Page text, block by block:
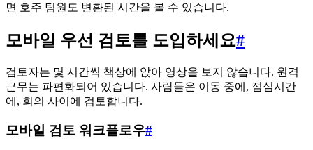
면 호주 팀원도 변환된 시간을 볼 수 있습니다.
모바일 우선 검토를 도입하세요#
검토자는 몇 시간씩 책상에 앉아 영상을 보지 않습니다. 원격
근무는 파편화되어 있습니다. 사람들은 이동 중에, 점심시간
에, 회의 사이에 검토합니다.
모바일 검토 워크플로우#